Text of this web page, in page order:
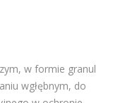
w formie granul
wgłębnym, do